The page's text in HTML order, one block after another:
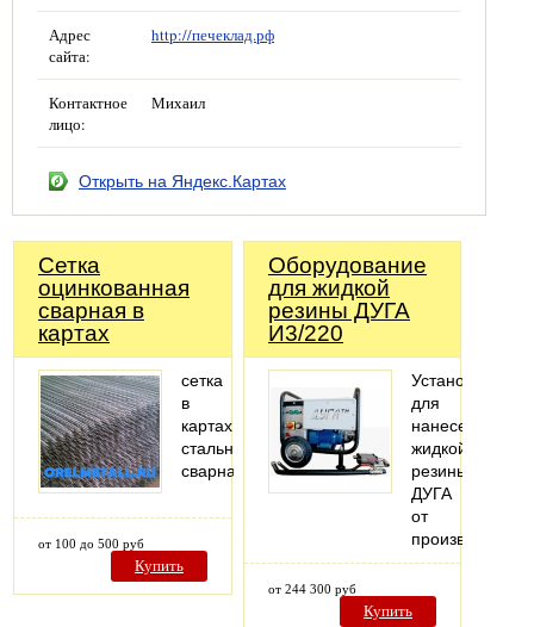
Адрес
сайта:
http://печеклад.рф
Контактное
лицо:
Михаил
Открыть на Яндекс.Картах
Сетка
оцинкованная
сварная в
картах
сетка
в
картах
стальная
сварная
от 100 до 500 руб
Купить
Оборудование
для жидкой
резины ДУГА
И3/220
Установка
для
нанесения
жидкой
резины
ДУГА
от
производителя
от 244 300 руб
Купить